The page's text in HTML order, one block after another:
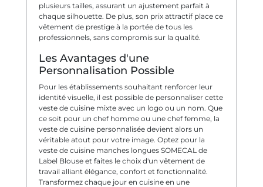
plusieurs tailles, assurant un ajustement parfait à
chaque silhouette. De plus, son prix attractif place ce
vêtement de prestige à la portée de tous les
professionnels, sans compromis sur la qualité.
Les Avantages d'une
Personnalisation Possible
Pour les établissements souhaitant renforcer leur
identité visuelle, il est possible de personnaliser cette
veste de cuisine mixte avec un logo ou un nom. Que
ce soit pour un chef homme ou une chef femme, la
veste de cuisine personnalisée devient alors un
véritable atout pour votre image. Optez pour la
veste de cuisine manches longues SOMECAL de
Label Blouse et faites le choix d'un vêtement de
travail alliant élégance, confort et fonctionnalité.
Transformez chaque jour en cuisine en une